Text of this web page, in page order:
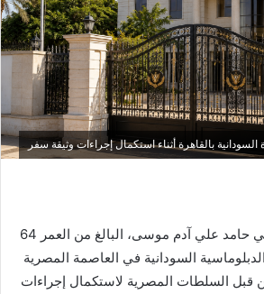
بالقاهرة أثناء استكمال إجراءات وثيقة سفر
توفي المواطن السوداني حامد علي آدم موسى، البالغ من العمر 64
السودانية في العاصمة المصرية
قبل السلطات المصرية لاستكمال إجراءات